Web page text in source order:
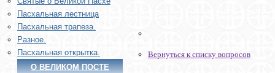
Пасхальная лестница
Пасхальная трапеза.
Разное.
Пасхальная открытка.
О ВЕЛИКОМ ПОСТЕ
Вернуться к списку вопросов